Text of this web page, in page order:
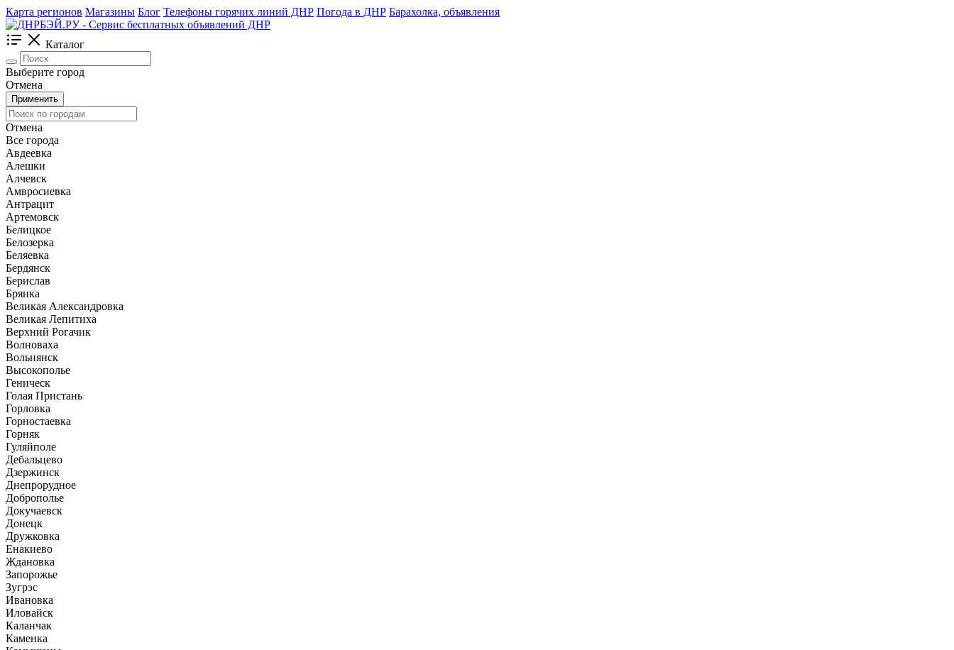
Карта регионов Магазины Блог Телефоны горячих линий ДНР Погода в ДНР Барахолка, объявления
Каталог
Выберите город
Отмена
Применить
Отмена
Все города
Авдеевка
Алешки
Алчевск
Амвросиевка
Антрацит
Артемовск
Белицкое
Белозерка
Беляевка
Бердянск
Берислав
Брянка
Великая Александровка
Великая Лепитиха
Верхний Рогачик
Волноваха
Вольнянск
Высокополье
Геническ
Голая Пристань
Горловка
Горностаевка
Горняк
Гуляйполе
Дебальцево
Дзержинск
Днепрорудное
Доброполье
Докучаевск
Донецк
Дружковка
Енакиево
Ждановка
Запорожье
Зугрэс
Ивановка
Иловайск
Каланчак
Каменка